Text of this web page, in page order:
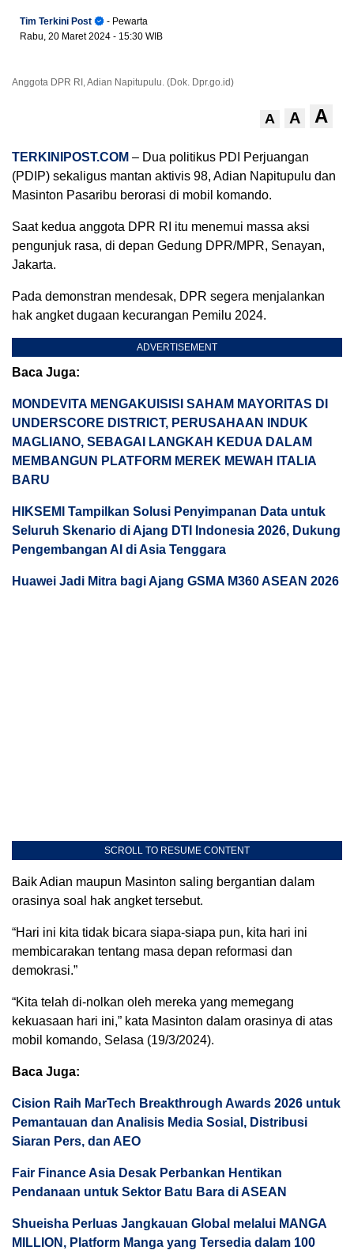
Tim Terkini Post
- Pewarta
Rabu, 20 Maret 2024 - 15:30 WIB
Anggota DPR RI, Adian Napitupulu. (Dok. Dpr.go.id)
A A A
TERKINIPOST.COM – Dua politikus PDI Perjuangan
(PDIP) sekaligus mantan aktivis 98, Adian Napitupulu dan
Masinton Pasaribu berorasi di mobil komando.
Saat kedua anggota DPR RI itu menemui massa aksi
pengunjuk rasa, di depan Gedung DPR/MPR, Senayan,
Jakarta.
Pada demonstran mendesak, DPR segera menjalankan
hak angket dugaan kecurangan Pemilu 2024.
ADVERTISEMENT
Baca Juga:
MONDEVITA MENGAKUISISI SAHAM MAYORITAS DI
UNDERSCORE DISTRICT, PERUSAHAAN INDUK
MAGLIANO, SEBAGAI LANGKAH KEDUA DALAM
MEMBANGUN PLATFORM MEREK MEWAH ITALIA
BARU
HIKSEMI Tampilkan Solusi Penyimpanan Data untuk
Seluruh Skenario di Ajang DTI Indonesia 2026, Dukung
Pengembangan AI di Asia Tenggara
Huawei Jadi Mitra bagi Ajang GSMA M360 ASEAN 2026
SCROLL TO RESUME CONTENT
Baik Adian maupun Masinton saling bergantian dalam
orasinya soal hak angket tersebut.
“Hari ini kita tidak bicara siapa-siapa pun, kita hari ini
membicarakan tentang masa depan reformasi dan
demokrasi.”
“Kita telah di-nolkan oleh mereka yang memegang
kekuasaan hari ini,” kata Masinton dalam orasinya di atas
mobil komando, Selasa (19/3/2024).
Baca Juga:
Cision Raih MarTech Breakthrough Awards 2026 untuk
Pemantauan dan Analisis Media Sosial, Distribusi
Siaran Pers, dan AEO
Fair Finance Asia Desak Perbankan Hentikan
Pendanaan untuk Sektor Batu Bara di ASEAN
Shueisha Perluas Jangkauan Global melalui MANGA
MILLION, Platform Manga yang Tersedia dalam 100